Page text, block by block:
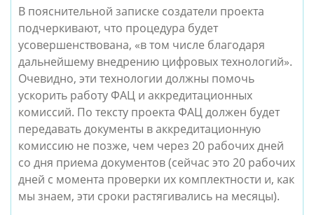
В пояснительной записке создатели проекта
подчеркивают, что процедура будет
усовершенствована, «в том числе благодаря
дальнейшему внедрению цифровых технологий».
Очевидно, эти технологии должны помочь
ускорить работу ФАЦ и аккредитационных
комиссий. По тексту проекта ФАЦ должен будет
передавать документы в аккредитационную
комиссию не позже, чем через 20 рабочих дней
со дня приема документов (сейчас это 20 рабочих
дней с момента проверки их комплектности и, как
мы знаем, эти сроки растягивались на месяцы).